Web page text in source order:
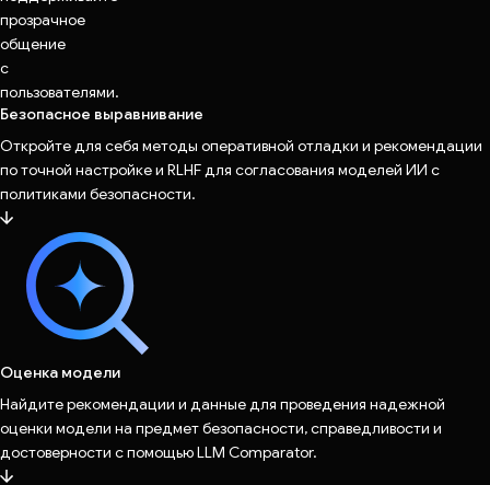
прозрачное
общение
с
пользователями.
Безопасное выравнивание
Откройте для себя методы оперативной отладки и рекомендации
по точной настройке и RLHF для согласования моделей ИИ с
политиками безопасности.
Оценка модели
Найдите рекомендации и данные для проведения надежной
оценки модели на предмет безопасности, справедливости и
достоверности с помощью LLM Comparator.